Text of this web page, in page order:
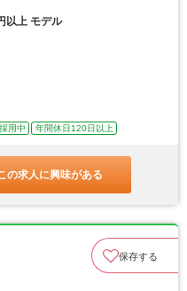
以上 モデル
用中 年間休日120日以上
の求人に興味がある
保存する